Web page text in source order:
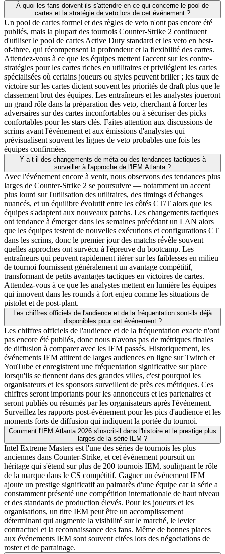
À quoi les fans doivent-ils s'attendre en ce qui concerne le pool de
cartes et la stratégie de veto lors de cet événement ?
Un pool de cartes formel et des règles de veto n'ont pas encore été
publiés, mais la plupart des tournois Counter-Strike 2 continuent
d'utiliser le pool de cartes Active Duty standard et les veto en best-
of-three, qui récompensent la profondeur et la flexibilité des cartes.
Attendez-vous à ce que les équipes mettent l'accent sur les contre-
stratégies pour les cartes riches en utilitaires et privilégient les cartes
spécialisées où certains joueurs ou styles peuvent briller ; les taux de
victoire sur les cartes dictent souvent les priorités de draft plus que le
classement brut des équipes. Les entraîneurs et les analystes joueront
un grand rôle dans la préparation des veto, cherchant à forcer les
adversaires sur des cartes inconfortables ou à sécuriser des picks
confortables pour les stars clés. Faites attention aux discussions de
scrims avant l'événement et aux émissions d'analystes qui
prévisualisent souvent les lignes de veto probables une fois les
équipes confirmées.
Y a-t-il des changements de méta ou des tendances tactiques à
surveiller à l'approche de l'IEM Atlanta ?
Avec l'événement encore à venir, nous observons des tendances plus
larges de Counter-Strike 2 se poursuivre — notamment un accent
plus lourd sur l'utilisation des utilitaires, des timings d'échanges
nuancés, et un équilibre évolutif entre les côtés CT/T alors que les
équipes s'adaptent aux nouveaux patchs. Les changements tactiques
ont tendance à émerger dans les semaines précédant un LAN alors
que les équipes testent de nouvelles exécutions et configurations CT
dans les scrims, donc le premier jour des matchs révèle souvent
quelles approches ont survécu à l'épreuve du bootcamp. Les
entraîneurs qui peuvent rapidement itérer sur les faiblesses en milieu
de tournoi fournissent généralement un avantage compétitif,
transformant de petits avantages tactiques en victoires de cartes.
Attendez-vous à ce que les analystes mettent en lumière les équipes
qui innovent dans les rounds à fort enjeu comme les situations de
pistolet et de post-plant.
Les chiffres officiels de l'audience et de la fréquentation sont-ils déjà
disponibles pour cet événement ?
Les chiffres officiels de l'audience et de la fréquentation exacte n'ont
pas encore été publiés, donc nous n'avons pas de métriques finales
de diffusion à comparer avec les IEM passés. Historiquement, les
événements IEM attirent de larges audiences en ligne sur Twitch et
YouTube et enregistrent une fréquentation significative sur place
lorsqu'ils se tiennent dans des grandes villes, c'est pourquoi les
organisateurs et les sponsors surveillent de près ces métriques. Ces
chiffres seront importants pour les annonceurs et les partenaires et
seront publiés ou résumés par les organisateurs après l'événement.
Surveillez les rapports post-événement pour les pics d'audience et les
moments forts de diffusion qui indiquent la portée du tournoi.
Comment l'IEM Atlanta 2026 s'inscrit-il dans l'histoire et le prestige plus
larges de la série IEM ?
Intel Extreme Masters est l'une des séries de tournois les plus
anciennes dans Counter-Strike, et cet événement poursuit un
héritage qui s'étend sur plus de 200 tournois IEM, soulignant le rôle
de la marque dans le CS compétitif. Gagner un événement IEM
ajoute un prestige significatif au palmarès d'une équipe car la série a
constamment présenté une compétition internationale de haut niveau
et des standards de production élevés. Pour les joueurs et les
organisations, un titre IEM peut être un accomplissement
déterminant qui augmente la visibilité sur le marché, le levier
contractuel et la reconnaissance des fans. Même de bonnes places
aux événements IEM sont souvent citées lors des négociations de
roster et de parrainage.